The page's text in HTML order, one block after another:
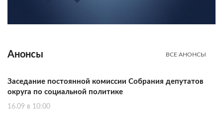
Анонсы ВСЕ АНОНСЫ
Заседание постоянной комиссии Собрания депутатов
округа по социальной политике
16.09 в 10:00